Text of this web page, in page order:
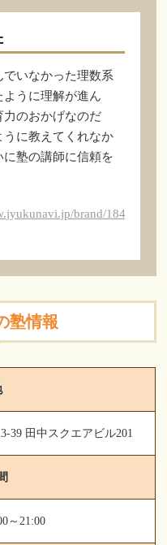
いなかった理数系
うに理解が進ん
力のおかげなのだ
に教えてくれなか
塾の講師に信頼を
brand/18486.html
塾情報
39 田中スクエアビル201
～21:00